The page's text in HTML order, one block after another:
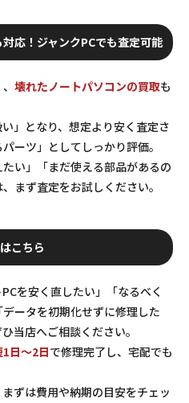
応！ジャンクPCでも査定可能
壊れたノートパソコンの買取も
」となり、想定より安く査定さ
ーツ」としてしっかり評価。
たい」「まだ使える部品があるの
まず査定をお試しください。
こちら
を安く直したい」「なるべく
ータを初期化せずに修理した
当店へご相談ください。
日～2日で修理完了し、宅配でも
ずは費用や納期の目安をチェッ